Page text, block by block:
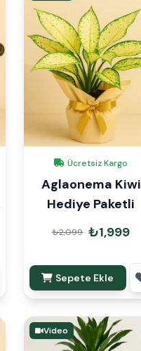
Ücretsiz Kargo
Aglaonema Kiwi
Hediye Paketli
₺2,099 ₺1,999
Sepete Ekle
Video